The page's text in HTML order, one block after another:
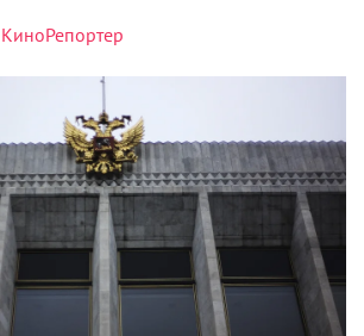
КиноРепортер